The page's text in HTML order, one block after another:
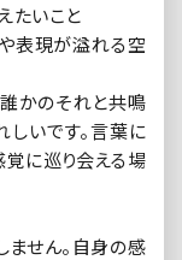
たいこと
表現が溢れる空
誰かのそれと共鳴
しいです。言葉に
覚に巡り会える場
せん。自身の感